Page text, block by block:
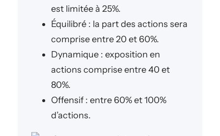
est limitée à 25%.
Équilibré : la part des actions sera
comprise entre 20 et 60%.
Dynamique : exposition en
actions comprise entre 40 et
80%.
Offensif : entre 60% et 100%
d’actions.